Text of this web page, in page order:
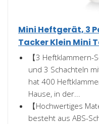
Mini Heftgerät, 3
Tacker Klein Mini
【3
und 3 Schachteln
hat 400
Hause, in der...
【Hochwertiges
besteht aus ABS-